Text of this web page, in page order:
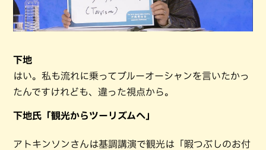
下地
はい。私も流れに乗ってブルーオーシャンを言いたかっ
たんですけれども、違った視点から。
下地氏「観光からツーリズムへ」
アトキンソンさんは基調講演で観光は「暇つぶしのお付